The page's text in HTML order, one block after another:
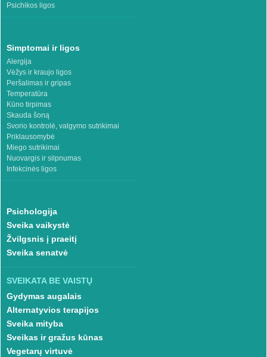
Psichikos ligos
Simptomai ir ligos
Alergija
Vėžys ir kraujo ligos
Peršalimas ir gripas
Temperatūra
Kūno tirpimas
Skauda šoną
Svorio kontrolė, valgymo sutrikimai
Priklausomybė
Miego sutrikimai
Nuovargis ir silpnumas
Infekcinės ligos
Psichologija
Sveika vaikystė
Žvilgsnis į praeitį
Sveika senatvė
SVEIKATA BE VAISTŲ
Gydymas augalais
Alternatyvios terapijos
Sveika mityba
Sveikas ir gražus kūnas
Vegetarų virtuvė